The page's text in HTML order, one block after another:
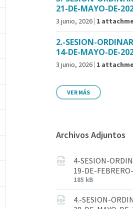
21-DE-MAYO-DE-
3 junio, 2026 1
2.-SESION-
14-DE-MAYO-DE-
3 junio, 2026 1
VER MÁS
Archivos Adjuntos
4-SESION-
19-DE-
185 kB
4.-SESION-